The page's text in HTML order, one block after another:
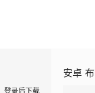
登录后下载
安卓